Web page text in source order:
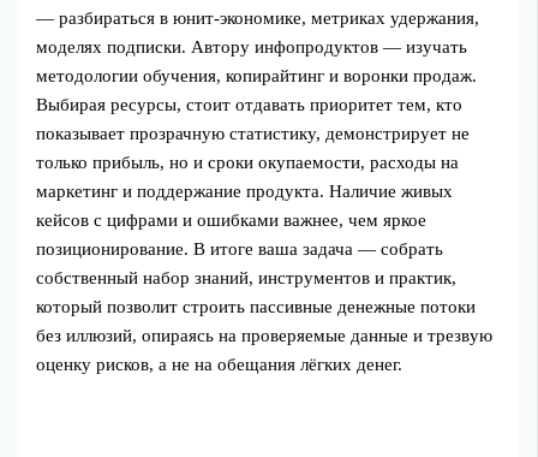
— разбираться в юнит-экономике, метриках удержания,
моделях подписки. Автору инфопродуктов — изучать
методологии обучения, копирайтинг и воронки продаж.
Выбирая ресурсы, стоит отдавать приоритет тем, кто
показывает прозрачную статистику, демонстрирует не
только прибыль, но и сроки окупаемости, расходы на
маркетинг и поддержание продукта. Наличие живых
кейсов с цифрами и ошибками важнее, чем яркое
позиционирование. В итоге ваша задача — собрать
собственный набор знаний, инструментов и практик,
который позволит строить пассивные денежные потоки
без иллюзий, опираясь на проверяемые данные и трезвую
оценку рисков, а не на обещания лёгких денег.